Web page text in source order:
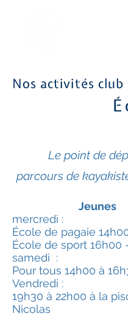
Nos activités club
Le point de
parcours de
Jeunes
mercredi :
École de pagaie
École de sport 16h00
samedi :
Pour tous 14h00 à
Vendredi :
19h30 à 22h00 à la
Nicolas